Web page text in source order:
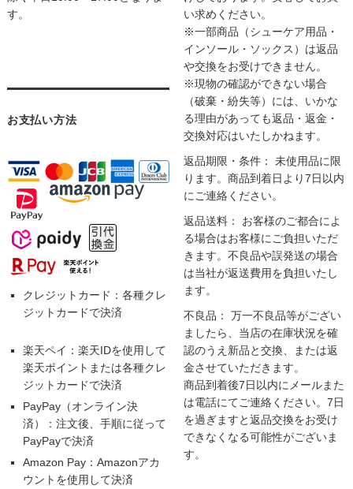
す。
お支払い方法
クレジットカード：各種クレ
ジットカードで決済
楽天ペイ：楽天IDを使用して
楽天ポイントまたは各種クレ
ジットカードで決済
PayPay（オンライン決
済）：注文後、手順に従って
PayPayで決済
Amazon Pay：Amazonアカ
ウントを使用して決済
い求めください。
※一部商品（シューケア用品・
インソール・ソックス）は返品
や交換をお受けできません。
※現物の確認ができない場合
（破棄・紛失等）には、いかな
る理由があっても返品・返金・
交換対応はいたしかねます。
返品期限・条件： 未使用品に限
ります。商品到着日より7日以内
にご連絡ください。
返品送料： お客様のご都合によ
る場合はお客様にご負担いただ
きます。不良品や誤発送の場合
は当社が返送費用を負担いたし
ます。
不良品： 万一不良品等がござい
ましたら、当店の在庫状況を確
認のうえ新品と交換、または返
金させていただきます。
商品到着後7日以内にメールまた
は電話にてご連絡ください。7日
を過ぎますと返品交換をお受け
できなくなる可能性がございま
す。